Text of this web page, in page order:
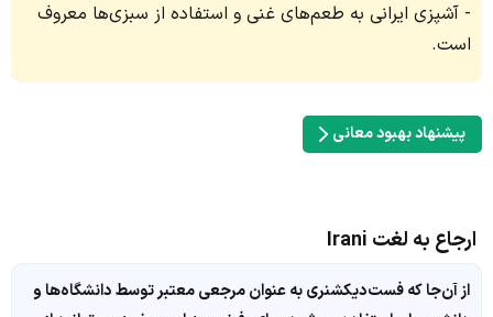
آشپزی ایرانی به طعم‌های غنی و استفاده از سبزی‌ها معروف
است.
پیشنهاد بهبود معانی
ارجاع به لغت Irani
از آن‌جا که فست‌دیکشنری به عنوان مرجعی معتبر توسط دانشگاه‌ها و